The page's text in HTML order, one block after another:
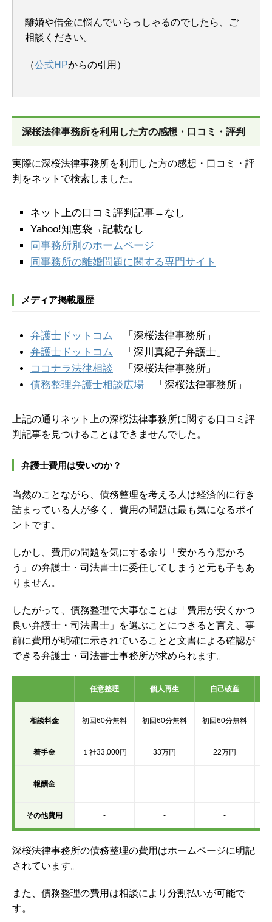
離婚や借金に悩んでいらっしゃるのでしたら、ご
相談ください。
（公式HPからの引用）
深桜法律事務所を利用した方の感想・口コミ・評判
実際に深桜法律事務所を利用した方の感想・口コミ・評
判をネットで検索しました。
ネット上の口コミ評判記事→なし
Yahoo!知恵袋→記載なし
同事務所別のホームページ
同事務所の離婚問題に関する専門サイト
メディア掲載履歴
弁護士ドットコム 「深桜法律事務所」
弁護士ドットコム 「深川真紀子弁護士」
ココナラ法律相談 「深桜法律事務所」
債務整理弁護士相談広場 「深桜法律事務所」
上記の通りネット上の深桜法律事務所に関する口コミ評
判記事を見つけることはできませんでした。
弁護士費用は安いのか？
当然のことながら、債務整理を考える人は経済的に行き
詰まっている人が多く、費用の問題は最も気になるポイ
ントです。
しかし、費用の問題を気にする余り「安かろう悪かろ
う」の弁護士・司法書士に委任してしまうと元も子もあ
りません。
したがって、債務整理で大事なことは「費用が安くかつ
良い弁護士・司法書士」を選ぶことにつきると言え、事
前に費用が明確に示されていることと文書による確認が
できる弁護士・司法書士事務所が求められます。
任意整理 個人再生 自己破産
相談料金 初回60分無料 初回60分無料 初回60分無料
着手金 １社33,000円 33万円 22万円
報酬金 - - -
その他費用 - - -
深桜法律事務所の債務整理の費用はホームページに明記
されています。
また、債務整理の費用は相談により分割払いが可能で
す。